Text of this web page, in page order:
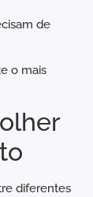
de
o mais
diferentes